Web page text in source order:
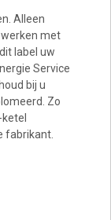
Alleen
met
label uw
Service
bij u
Zo
fabrikant.